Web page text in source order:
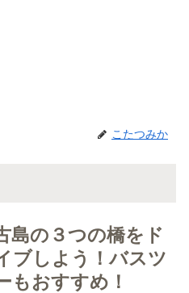
こたつみか
島の３つの橋をド
ブしよう！バスツ
もおすすめ！